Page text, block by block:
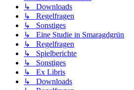
↳ Downloads
↳ Regelfragen
↳ Sonstiges
↳ Eine Studie in Smaragdgrün
↳ Regelfragen
↳ Spielberichte
↳ Sonstiges
↳ Ex Libris
↳ Downloads